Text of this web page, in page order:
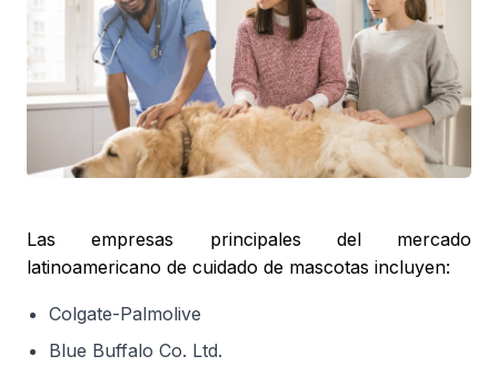
Las empresas principales del mercado
latinoamericano de cuidado de mascotas incluyen:
Colgate-Palmolive
Blue Buffalo Co. Ltd.